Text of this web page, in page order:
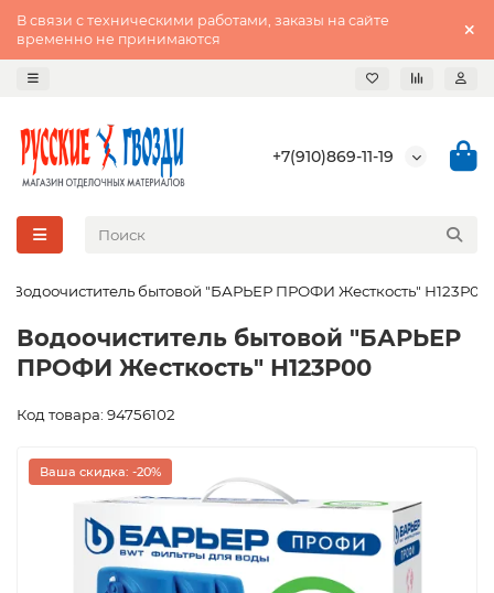
В связи с техническими работами, заказы на сайте
временно не принимаются
+7(910)869-11-19
Водоочиститель бытовой "БАРЬЕР ПРОФИ Жесткость" Н123Р00
Водоочиститель бытовой "БАРЬЕР
ПРОФИ Жесткость" Н123Р00
Код товара: 94756102
Ваша скидка: -20%